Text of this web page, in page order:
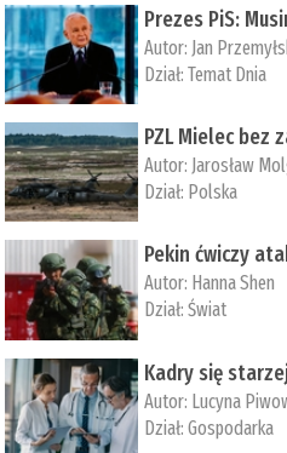
Prezes PiS:
Autor: Jan
Dział:Temat Dnia
PZL Mielec bez
Autor: Jarosław
Dział: Polska
Pekin ćwiczy
Autor: ­Hanna Shen
Dział:Świat
Kadry się
Autor: Lucyna
Dział:Gospodarka